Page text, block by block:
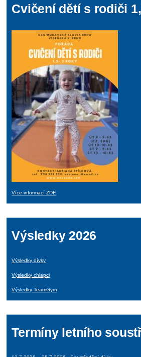
Cvičení dětí s rodiči
Více informací ZDE
Výsledky 2026
Výsledky dívky
Výsledky chlapci
Výsledky TeamGym
Termíny letního